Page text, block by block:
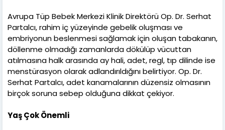
Avrupa Tüp Bebek Merkezi Klinik Direktörü Op. Dr. Serhat
Partalcı, rahim iç yüzeyinde gebelik oluşması ve
embriyonun beslenmesi sağlamak için oluşan tabakanın,
döllenme olmadığı zamanlarda dökülüp vücuttan
atılmasına halk arasında ay hali, adet, regl, tıp dilinde ise
menstürasyon olarak adlandırıldığını belirtiyor. Op. Dr.
Serhat Partalcı, adet kanamalarının düzensiz olmasının
birçok soruna sebep olduğuna dikkat çekiyor.
Yaş Çok Önemli